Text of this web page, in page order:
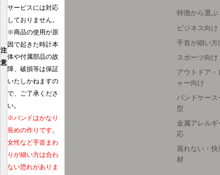
特徴から選ぶ
ビジネス向け
手首が細い方
スポーツ向け
アウトドア・
ャー向け
バンドケース
型
金属アレルギ
応
蒸れない・快
材
注
意
サービスには対応
しておりません。
※商品の使用が原
因で起きた時計本
体や付属部品の故
障、破損等は保証
いたしかねますの
で、ご了承くださ
い。
※バンドはかなり
長めの作りです。
女性など手首まわ
りが細い方は合わ
ない恐れがありま